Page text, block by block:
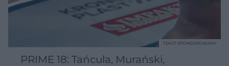
PRIME 18: Tańcula, Murański,
TEKST SPONSOROWANY